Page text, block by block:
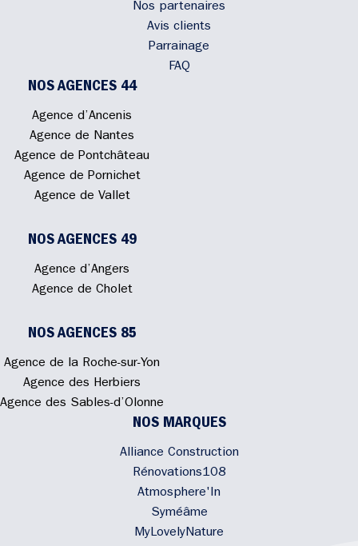
Nos partenaires
Avis clients
Parrainage
FAQ
NOS AGENCES 44
Agence d’Ancenis
Agence de Nantes
Agence de Pontchâteau
Agence de Pornichet
Agence de Vallet
NOS AGENCES 49
Agence d’Angers
Agence de Cholet
NOS AGENCES 85
Agence de la Roche-sur-Yon
Agence des Herbiers
Agence des Sables-d’Olonne
NOS MARQUES
Alliance Construction
Rénovations108
Atmosphere'In
Syméâme
MyLovelyNature